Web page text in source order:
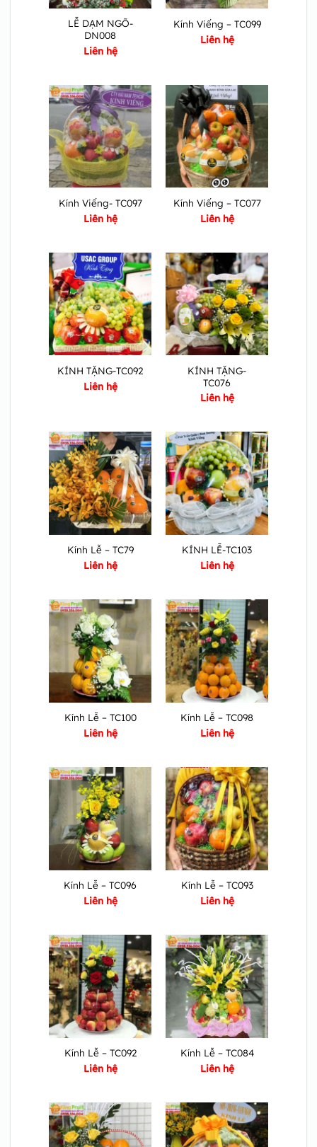
LỄ DẠM NGÕ-
DN008
Liên hệ
Kính Viếng – TC099
Liên hệ
Kính Viếng- TC097
Liên hệ
Kính Viếng – TC077
Liên hệ
KÍNH TẶNG-TC092
Liên hệ
KÍNH TẶNG-
TC076
Liên hệ
Kính Lễ – TC79
Liên hệ
KÍNH LỄ-TC103
Liên hệ
Kính Lễ – TC100
Liên hệ
Kính Lễ – TC098
Liên hệ
Kính Lễ – TC096
Liên hệ
Kính Lễ – TC093
Liên hệ
Kính Lễ – TC092
Liên hệ
Kính Lễ – TC084
Liên hệ